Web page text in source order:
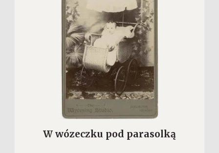
W wózeczku pod parasolką